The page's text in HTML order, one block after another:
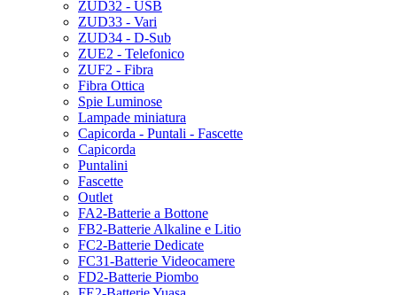
ZUD32 - USB
ZUD33 - Vari
ZUD34 - D-Sub
ZUE2 - Telefonico
ZUF2 - Fibra
Fibra Ottica
Spie Luminose
Lampade miniatura
Capicorda - Puntali - Fascette
Capicorda
Puntalini
Fascette
Outlet
FA2-Batterie a Bottone
FB2-Batterie Alkaline e Litio
FC2-Batterie Dedicate
FC31-Batterie Videocamere
FD2-Batterie Piombo